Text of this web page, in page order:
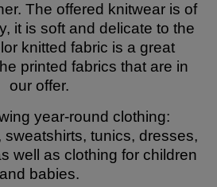
The offered knitwear is of
it is soft and delicate to the
knitted fabric is a great
printed fabrics that are in
our offer.
year-round clothing:
tunics, dresses,
well as clothing for children
and babies.